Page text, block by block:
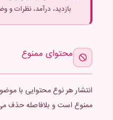
بازدید، درآمد، نظرات و
محتوای ممنوع
انتشار هر نوع محتوایی با
ممنوع است و بلافاصله حذف